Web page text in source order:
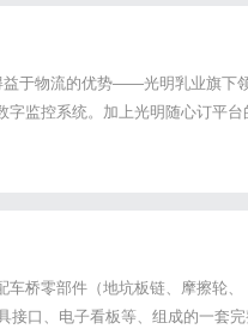
益于物流的优势——光明乳业旗下
字监控系统。加上光明随心订平台
，目前光明领鲜物流在全国拥有
物流可以借助温...
桥零部件（地坑板链、摩擦轮、
接口、电子看板等、组成的一套